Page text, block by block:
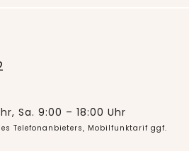
Sa. 9:00 – 18:00 Uhr
Telefonanbieters, Mobilfunktarif ggf.